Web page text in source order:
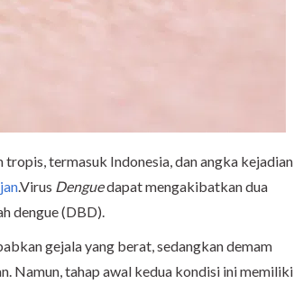
termasuk Indonesia, dan angka kejadian
.Virus Denguedapat mengakibatkan dua
dengue (DBD).
gejala yang berat, sedangkan demam
Namun, tahap awal kedua kondisi ini memiliki